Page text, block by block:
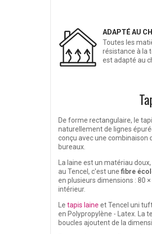
ADAPTÉ AU
Toutes les
résistance à la
est adapté au
De forme rectangulaire, le
naturellement de lignes
conçu avec une combinaison
bureaux.
La laine est un matériau
au Tencel, c'est une fibre
en plusieurs dimensions : 80 ×
intérieur.
Le tapis laine et Tencel uni
en Polypropylène - Latex. La
boucles ajoutent de la